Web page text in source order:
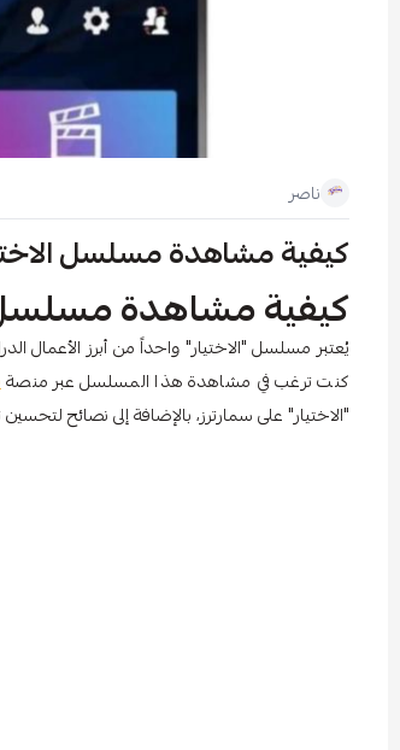
ناصر
كيفية مشاهدة مسلسل
كيفية مشاهدة مسلسل
يُعتبر مسلسل "الاختيار" واحداً من أبرز الأعمال
كنت ترغب في مشاهدة هذا المسلسل عبر منصة
"الاختيار" على سمارترز، بالإضافة إلى نصائح